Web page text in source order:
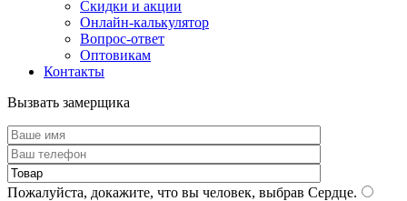
Скидки и акции
Онлайн-калькулятор
Вопрос-ответ
Оптовикам
Контакты
Вызвать замерщика
Пожалуйста, докажите, что вы человек, выбрав Сердце.